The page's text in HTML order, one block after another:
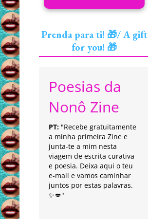
Prenda para ti! 🎁/ A gift
for you! 🎁
Poesias da
Nonô Zine
PT: "Recebe gratuitamente
a minha primeira Zine e
junta-te a mim nesta
viagem de escrita curativa
e poesia. Deixa aqui o teu
e-mail e vamos caminhar
juntos por estas palavras.
✨💋"